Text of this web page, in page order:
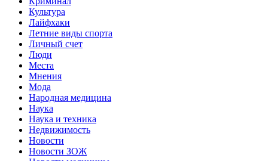
Культура
Лайфхаки
Летние виды спорта
Личный счет
Люди
Места
Мнения
Мода
Народная медицина
Наука
Наука и техника
Недвижимость
Новости
Новости ЗОЖ